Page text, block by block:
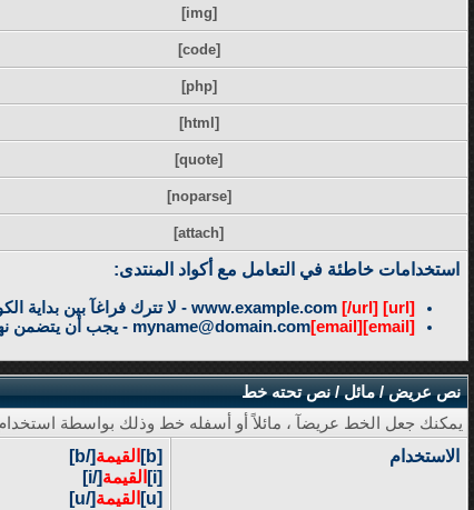
[img]
[code]
[php]
[html]
[quote]
[noparse]
[attach]
استخدامات خاطئة في التعامل مع أكواد المنتدى:
[url]
[/url]
- لا تترك فراغآ بين بداية
[email]
myname@domain.com[email] - يجب أن يتضمن
نص عريض / مائل / نص تحته خط
يمكنك جعل الخط عريضآ ، مائلاً أو أسفله خط وذلك بواسطة استخدام
الاستخدام [b] القيمة[/b]
[i]
القيمة[/i]
[u]
القيمة[/u]